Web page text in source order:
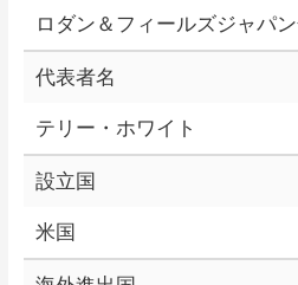
ロダン＆フィールズジャパ
代表者名
テリー・ホワイト
設立国
米国